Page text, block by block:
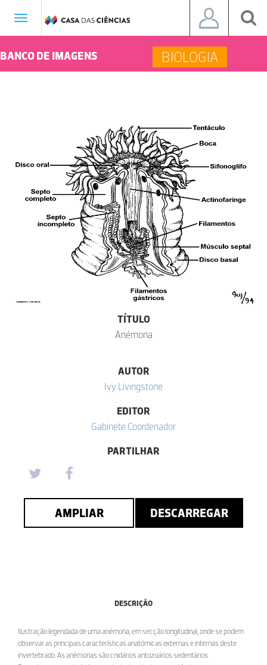
Toggle
BANCO DE IMAGENS BIOLOGIA
TÍTULO
Anémona
AUTOR
Ivy Livingstone
EDITOR
Gabinete Coordenador
PARTILHAR
AMPLIAR DESCARREGAR
DESCRIÇÃO
Ilustração legendada de uma anémona, em secção longitudinal, onde se podem
observar as principais características anatómicas externas e internas deste
invertebrado. As anémonas são cnidários antozoários sedentários.